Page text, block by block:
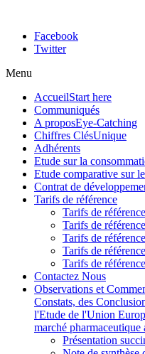
Facebook
Twitter
Menu
AccueilStart here
Communiqués
A proposEye-Catching
Chiffres ClésUnique
Adhérents
Etude sur la
Etude comparative sur
Contrat de
Tarifs de référence
Tarifs de
Tarifs de
Tarifs de
Tarifs de
Tarifs de
Contactez Nous
Observations et
Constats, des
l'Etude de l'Union
marché pharmaceutique
Présentation